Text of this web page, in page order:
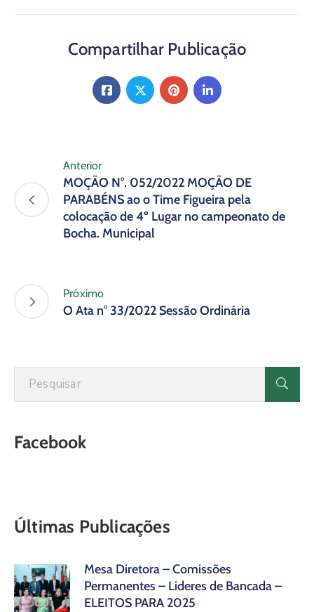
Compartilhar Publicação
Anterior
MOÇÃO N°. 052/2022 MOÇÃO DE
PARABÉNS ao o Time Figueira pela
colocação de 4º Lugar no campeonato de
Bocha. Municipal
Próximo
O Ata n° 33/2022 Sessão Ordinária
Facebook
Últimas Publicações
Mesa Diretora – Comissões
Permanentes – Lideres de Bancada –
ELEITOS PARA 2025